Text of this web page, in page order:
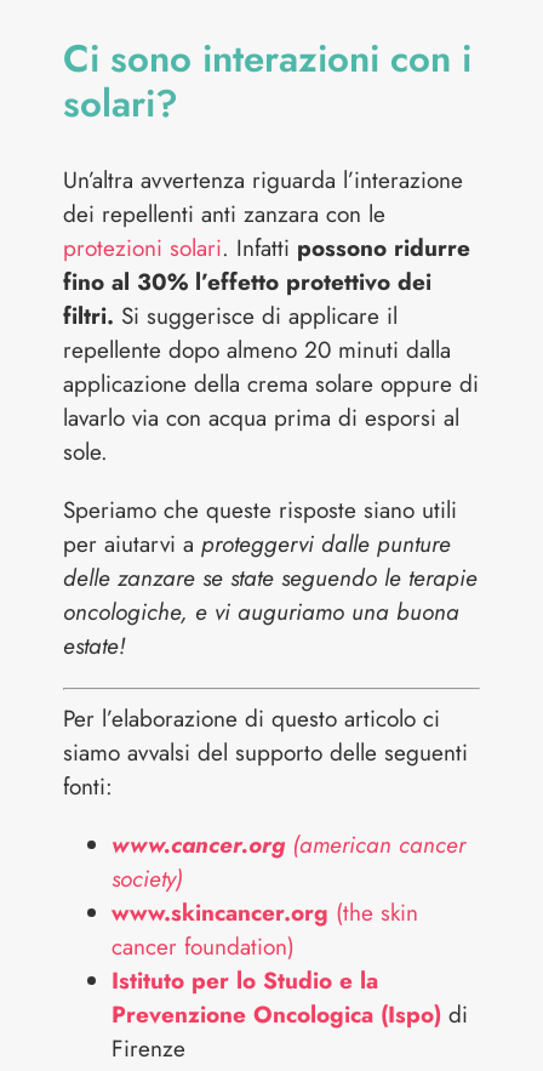
Ci sono interazioni con i
solari?
Un’altra avvertenza riguarda l’interazione
dei repellenti anti zanzara con le
protezioni solari. Infatti possono ridurre
fino al 30% l’effetto protettivo dei
filtri. Si suggerisce di applicare il
repellente dopo almeno 20 minuti dalla
applicazione della crema solare oppure di
lavarlo via con acqua prima di esporsi al
sole.
Speriamo che queste risposte siano utili
per aiutarvi aproteggervi dalle punture
delle zanzare se state seguendo le terapie
oncologiche, e vi auguriamo una buona
estate!
Per l’elaborazione di questo articolo ci
siamo avvalsi del supporto delle seguenti
fonti:
www.cancer.org (american cancer
society)
www.skincancer.org (the skin
cancer foundation)
Istituto per lo Studio e la
Prevenzione Oncologica (Ispo) di
Firenze